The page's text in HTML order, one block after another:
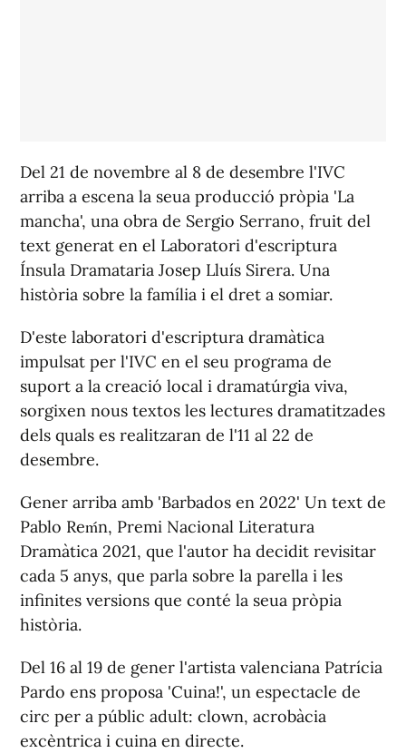
Del 21 de novembre al 8 de desembre l'IVC
arriba a escena la seua producció pròpia 'La
mancha', una obra de Sergio Serrano, fruit del
text generat en el Laboratori d'escriptura
Ínsula Dramataria Josep Lluís Sirera. Una
història sobre la família i el dret a somiar.
D'este laboratori d'escriptura dramàtica
impulsat per l'IVC en el seu programa de
suport a la creació local i dramatúrgia viva,
sorgixen nous textos les lectures dramatitzades
dels quals es realitzaran de l'11 al 22 de
desembre.
Gener arriba amb 'Barbados en 2022' Un text de
Pablo Reḿn, Premi Nacional Literatura
Dramàtica 2021, que l'autor ha decidit revisitar
cada 5 anys, que parla sobre la parella i les
infinites versions que conté la seua pròpia
història.
Del 16 al 19 de gener l'artista valenciana Patrícia
Pardo ens proposa 'Cuina!', un espectacle de
circ per a públic adult: clown, acrobàcia
excèntrica i cuina en directe.